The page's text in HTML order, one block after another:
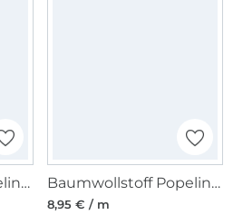
Baumwollstoff Popeline hellpink Baumwollstoff Popeline limette
8,95 € / m